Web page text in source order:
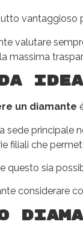
vantaggioso
valutare
massima
un diamante
sede principale
filiali che
questo sia
considerare